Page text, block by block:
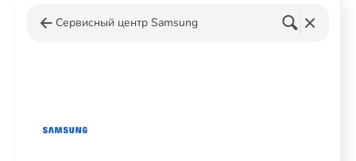
Сервисный центр Samsung